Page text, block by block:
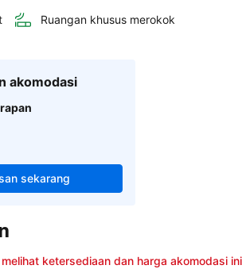
Ruangan khusus merokok
akomodasi
sekarang
ketersediaan dan harga akomodasi ini